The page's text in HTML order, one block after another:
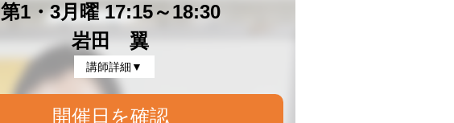
第1・3月曜 17:15～18:30
岩田 翼
講師詳細▼
開催日を確認